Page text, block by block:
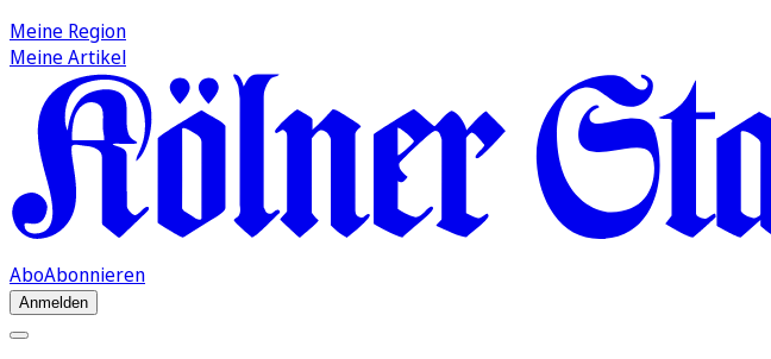
Meine Region
Meine Artikel
AboAbonnieren
Anmelden